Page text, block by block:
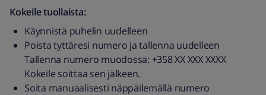
Kokeile tuollaista:
Käynnistä puhelin uudelleen
Poista tyttäresi numero ja tallenna uudelleen
Tallenna numero muodossa: +358 XX XXX XXXX
Kokeile soittaa sen jälkeen.
Soita manuaalisesti näppäilemällä numero